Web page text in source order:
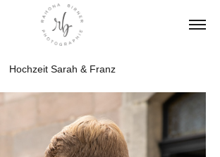
Hochzeit Sarah & Franz